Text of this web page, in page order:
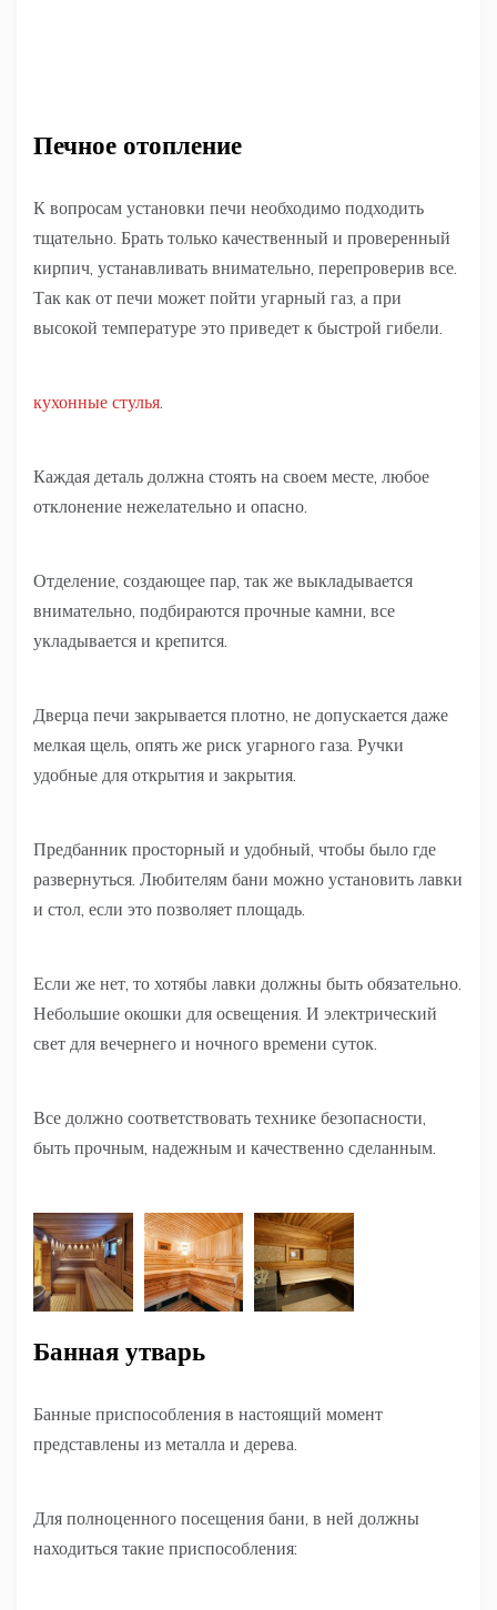
Печное отопление
К вопросам установки печи необходимо подходить
тщательно. Брать только качественный и проверенный
кирпич, устанавливать внимательно, перепроверив все.
Так как от печи может пойти угарный газ, а при
высокой температуре это приведет к быстрой гибели.
кухонные стулья
Каждая деталь должна стоять на своем месте, любое
отклонение нежелательно и опасно.
Отделение, создающее пар, так же выкладывается
внимательно, подбираются прочные камни, все
укладывается и крепится.
Дверца печи закрывается плотно, не допускается даже
мелкая щель, опять же риск угарного газа. Ручки
удобные для открытия и закрытия.
Предбанник просторный и удобный, чтобы было где
развернуться. Любителям бани можно установить лавки
и стол, если это позволяет площадь.
Если же нет, то хотябы лавки должны быть обязательно.
Небольшие окошки для освещения. И электрический
свет для вечернего и ночного времени суток.
Все должно соответствовать технике безопасности,
быть прочным, надежным и качественно сделанным.
Банная утварь
Банные приспособления в настоящий момент
представлены из металла и дерева.
Для полноценного посещения бани, в ней должны
находиться такие приспособления: